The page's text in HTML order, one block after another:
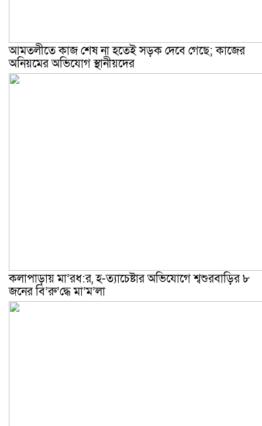
আমতলীতে কাজ শেষ না হতেই সড়ক দেবে গেছে; কাজের
অনিয়মের অভিযোগ স্থানীয়দের
কলাপাড়ায় মা’রধ:র, হ-ত্যাচেষ্টার অভিযোগে শ্বশুরবাড়ির ৮
জনের বি’রু’দ্ধে মা’ম’লা